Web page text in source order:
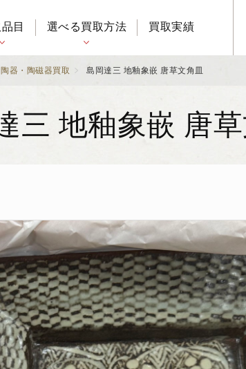
目 選べる買取方法 買取実績
陶器・陶磁器買取 島岡達三 地釉象嵌 唐草文角皿
三 地釉象嵌 唐草